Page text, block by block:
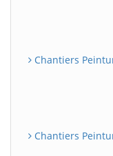
Chantiers
Chantiers